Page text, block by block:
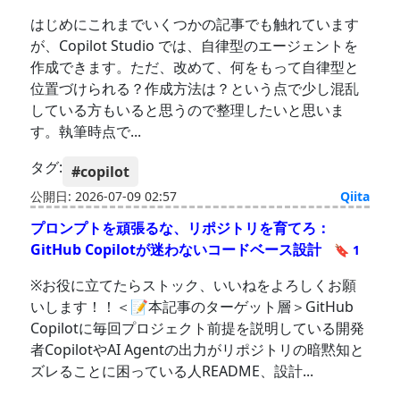
はじめにこれまでいくつかの記事でも触れています
が、Copilot Studio では、自律型のエージェントを
作成できます。ただ、改めて、何をもって自律型と
位置づけられる？作成方法は？という点で少し混乱
している方もいると思うので整理したいと思いま
す。執筆時点で...
タグ: #copilot
公開日: 2026-07-09 02:57 Qiita
プロンプトを頑張るな、リポジトリを育てろ：
GitHub Copilotが迷わないコードベース設計
🔖 1
※お役に立てたらストック、いいねをよろしくお願
いします！！＜📝本記事のターゲット層＞GitHub
Copilotに毎回プロジェクト前提を説明している開発
者CopilotやAI Agentの出力がリポジトリの暗黙知と
ズレることに困っている人README、設計...